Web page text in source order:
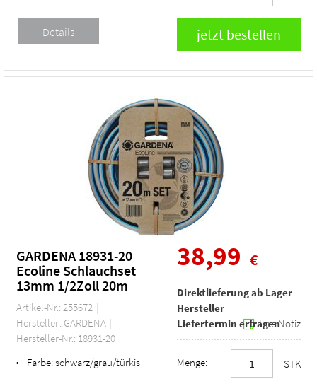
GARDENA 18931-20
Ecoline Schlauchset
13mm 1/2Zoll 20m
Artikel-Nr.: 255672
Hersteller: GARDENA
Hersteller-Nr.: 18931-20
• Farbe:schwarz/grau/türkis
38,99 €
Direktlieferung ab Lager
Hersteller
Liefertermin erfragenIhre Notiz
Menge: STK